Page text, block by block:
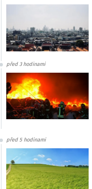
před 3 hodinami
před 5 hodinami